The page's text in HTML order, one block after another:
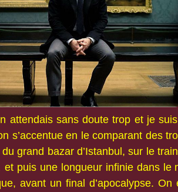
attendais sans doute trop et je
s’accentue en le comparant des
grand bazar d’Istanbul, sur le
et puis une longueur infinie dans le
avant un final d’apocalypse.